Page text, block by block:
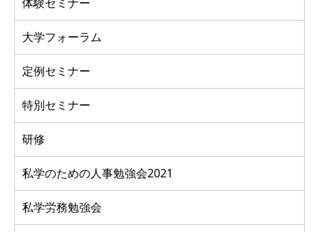
大学フォーラム
定例セミナー
特別セミナー
研修
私学のための人事勉強会2021
私学労務勉強会